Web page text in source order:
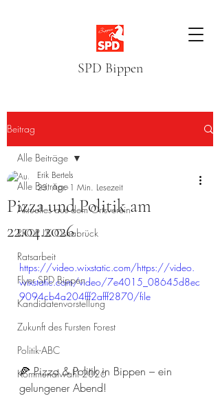
SPD Bippen
Beitrag
Alle Beiträge
Aktuelles aus dem Ortsverein
RROP LK Osnabrück
Ratsarbeit
Flyer SPD Bippen
Kandidatenvorstellung
Zukunft des Fursten Forest
Politik-ABC
Kommunalwahl 2026
Alle Beiträge
Pizza und Politik am
22.04.2026
Erik Bertels
23. Apr. 1 Min. Lesezeit
https://video.wixstatic.com/https://video.
wixstatic.com/video/7e4015_08645d8ec
9094cb4a204fff2afff2870/file
🍕 Pizza & Politik in Bippen – ein
gelungener Abend!